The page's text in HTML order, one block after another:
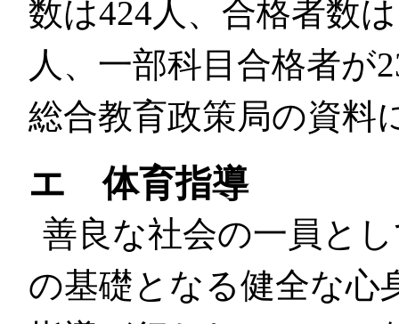
数は424人、合格者数
人、一部科目合格者が
総合教育政策局の資料
エ 体育指導
善良な社会の一員と
の基礎となる健全な心